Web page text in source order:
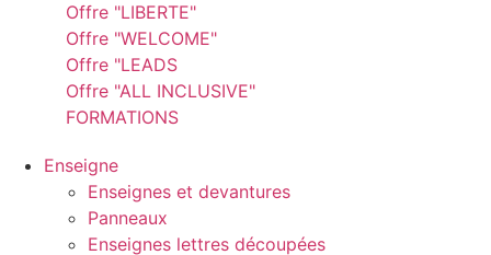
Offre "LIBERTE"
Offre "WELCOME"
Offre "LEADS
Offre "ALL INCLUSIVE"
FORMATIONS
Enseigne
Enseignes et devantures
Panneaux
Enseignes lettres découpées